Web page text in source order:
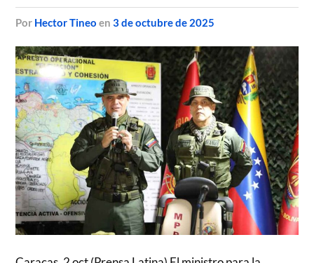
por Hector Tineo en3 de octubre de 2025